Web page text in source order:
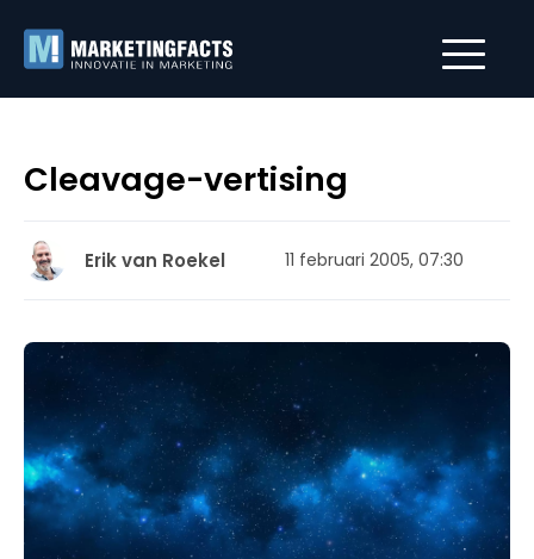
Cleavage-vertising
Erik van Roekel 11 februari 2005, 07:30